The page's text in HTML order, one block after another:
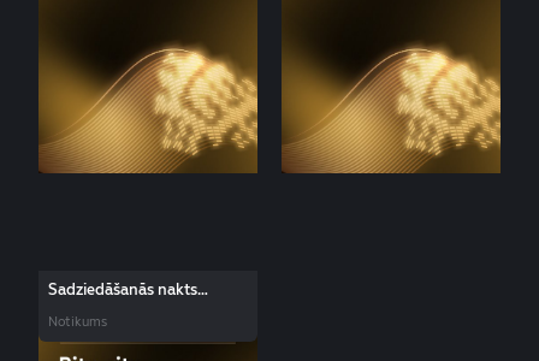
Sadziedāšanās nakts
Notikums